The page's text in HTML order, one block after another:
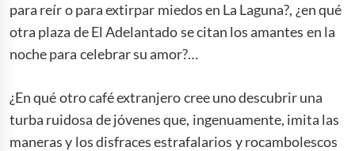
para reír o para extirpar miedos en La Laguna?, ¿en qué
otra plaza de El Adelantado se citan los amantes en la
noche para celebrar su amor?…
¿En qué otro café extranjero cree uno descubrir una
turba ruidosa de jóvenes que, ingenuamente, imita las
maneras y los disfraces estrafalarios y rocambolescos